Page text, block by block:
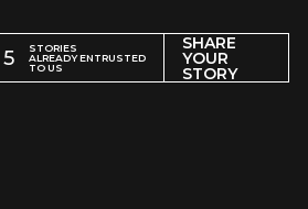
STORIES
ALREADY ENTRUSTED
TO US
SHARE
YOUR
STORY